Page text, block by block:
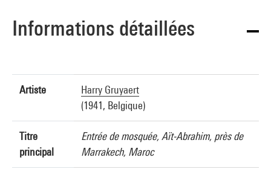
Informations détaillées
Artiste
Harry Gruyaert
(1941, Belgique)
Titre
principal
Entrée de mosquée, Aït-Abrahim, près de
Marrakech, Maroc